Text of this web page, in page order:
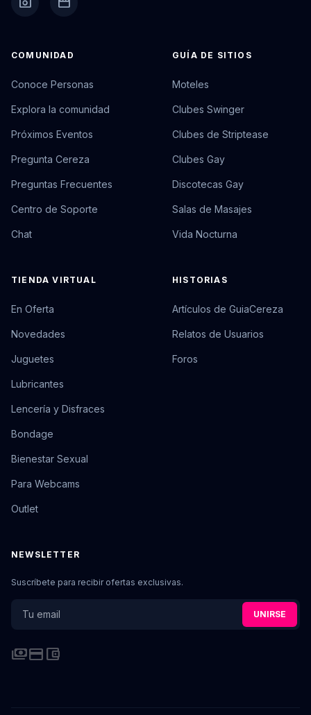
COMUNIDAD
Conoce Personas
Explora la comunidad
Próximos Eventos
Pregunta Cereza
Preguntas Frecuentes
Centro de Soporte
Chat
GUÍA DE SITIOS
Moteles
Clubes Swinger
Clubes de Striptease
Clubes Gay
Discotecas Gay
Salas de Masajes
Vida Nocturna
TIENDA VIRTUAL
En Oferta
Novedades
Juguetes
Lubricantes
Lencería y Disfraces
Bondage
Bienestar Sexual
Para Webcams
Outlet
HISTORIAS
Artículos de GuiaCereza
Relatos de Usuarios
Foros
NEWSLETTER
Suscríbete para recibir ofertas exclusivas.
UNIRSE
paymentscredit_cardaccount_balance_wallet